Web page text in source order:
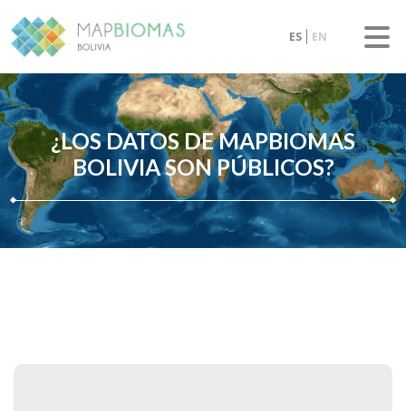
ES EN
¿LOS DATOS DE MAPBIOMAS
BOLIVIA SON PÚBLICOS?